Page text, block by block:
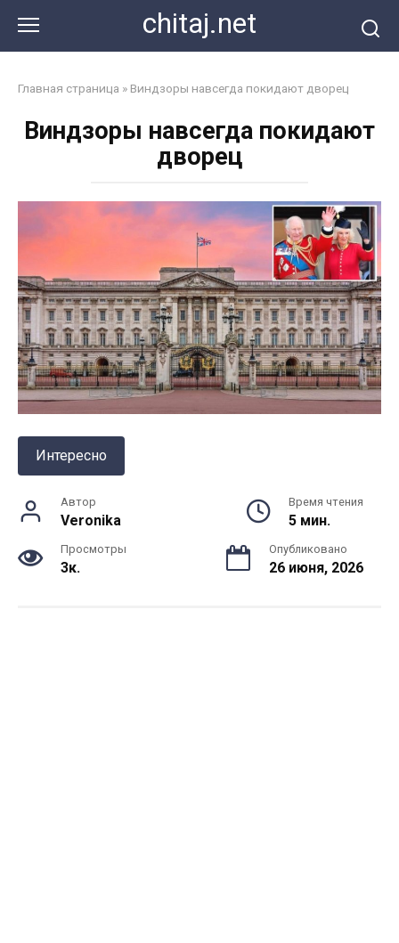
контенту
chitaj.net
Главная страница » Виндзоры навсегда покидают дворец
Виндзоры навсегда покидают
дворец
Интересно
Автор
Veronika
Время чтения
5 мин.
Просмотры
3к.
Опубликовано
26 июня, 2026